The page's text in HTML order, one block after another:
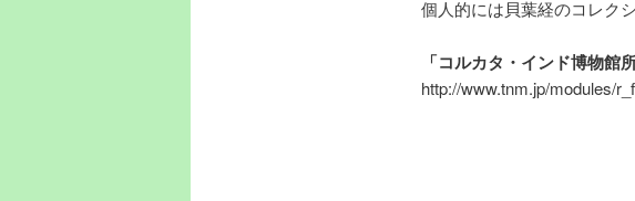
個人的には貝葉経のコレク
「コルカタ・インド博物
http://www.tnm.jp/modules/